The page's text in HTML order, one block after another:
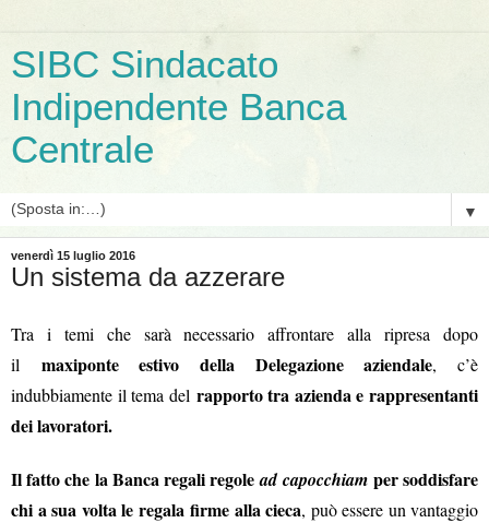
SIBC Sindacato
Indipendente Banca
Centrale
▼
venerdì 15 luglio 2016
Un sistema da azzerare
Tra i temi che sarà necessario affrontare alla ripresa dopo
il maxiponte estivo della Delegazione aziendale, c’è
indubbiamente il tema del rapporto tra azienda e rappresentanti
dei lavoratori.
Il fatto che la Banca regali regolead capocchiamper soddisfare
chi a sua volta le regala firme alla cieca, può essere un vantaggio